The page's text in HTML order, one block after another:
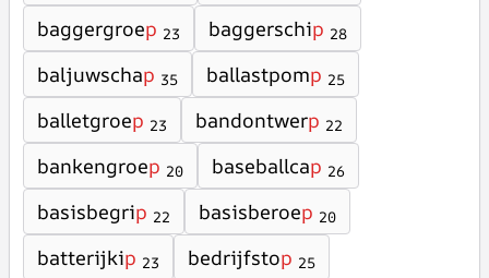
baggergroep 23 baggerschip 28
baljuwschap 35 ballastpomp 25
balletgroep 23 bandontwerp 22
bankengroep 20 baseballcap 26
basisbegrip 22 basisberoep 20
batterijkip 23 bedrijfstop 25